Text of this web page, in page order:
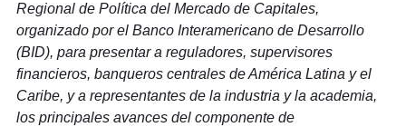
Regional de Política del Mercado de Capitales,
organizado por el Banco Interamericano de Desarrollo
(BID), para presentar a reguladores, supervisores
financieros, banqueros centrales de América Latina y el
Caribe, y a representantes de la industria y la academia,
los principales avances del componente de